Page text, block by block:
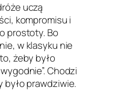
uczą
kompromisu i
prostoty. Bo
w klasyku nie
żeby było
Chodzi
byłoprawdziwie.